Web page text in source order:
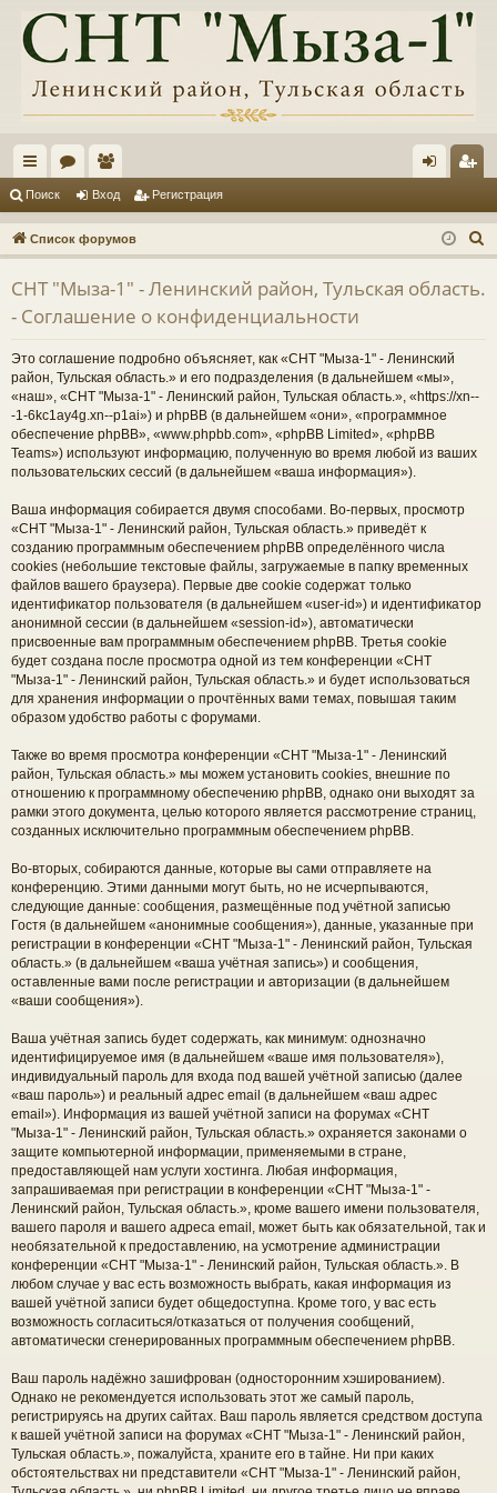
с
ы
лк
и
ум
ы
ол
ьз
ов
ат
ел
и
д ис
тр
ац
Поиск Вход Регистрация
Список форумов
о
СНТ "Мыза-1" - Ленинский район, Тульская область.
- Соглашение о конфиденциальности
Это соглашение подробно объясняет, как «СНТ "Мыза-1" - Ленинский
район, Тульская область.» и его подразделения (в дальнейшем «мы»,
«наш», «СНТ "Мыза-1" - Ленинский район, Тульская область.», «https://xn--
-1-6kc1ay4g.xn--p1ai») и phpBB (в дальнейшем «они», «программное
обеспечение phpBB», «www.phpbb.com», «phpBB Limited», «phpBB
Teams») используют информацию, полученную во время любой из ваших
пользовательских сессий (в дальнейшем «ваша информация»).
Ваша информация собирается двумя способами. Во-первых, просмотр
«СНТ "Мыза-1" - Ленинский район, Тульская область.» приведёт к
созданию программным обеспечением phpBB определённого числа
cookies (небольшие текстовые файлы, загружаемые в папку временных
файлов вашего браузера). Первые две cookie содержат только
идентификатор пользователя (в дальнейшем «user-id») и идентификатор
анонимной сессии (в дальнейшем «session-id»), автоматически
присвоенные вам программным обеспечением phpBB. Третья cookie
будет создана после просмотра одной из тем конференции «СНТ
"Мыза-1" - Ленинский район, Тульская область.» и будет использоваться
для хранения информации о прочтённых вами темах, повышая таким
образом удобство работы с форумами.
Также во время просмотра конференции «СНТ "Мыза-1" - Ленинский
район, Тульская область.» мы можем установить cookies, внешние по
отношению к программному обеспечению phpBB, однако они выходят за
рамки этого документа, целью которого является рассмотрение страниц,
созданных исключительно программным обеспечением phpBB.
Во-вторых, собираются данные, которые вы сами отправляете на
конференцию. Этими данными могут быть, но не исчерпываются,
следующие данные: сообщения, размещённые под учётной записью
Гостя (в дальнейшем «анонимные сообщения»), данные, указанные при
регистрации в конференции «СНТ "Мыза-1" - Ленинский район, Тульская
область.» (в дальнейшем «ваша учётная запись») и сообщения,
оставленные вами после регистрации и авторизации (в дальнейшем
«ваши сообщения»).
Ваша учётная запись будет содержать, как минимум: однозначно
идентифицируемое имя (в дальнейшем «ваше имя пользователя»),
индивидуальный пароль для входа под вашей учётной записью (далее
«ваш пароль») и реальный адрес email (в дальнейшем «ваш адрес
email»). Информация из вашей учётной записи на форумах «СНТ
"Мыза-1" - Ленинский район, Тульская область.» охраняется законами о
защите компьютерной информации, применяемыми в стране,
предоставляющей нам услуги хостинга. Любая информация,
запрашиваемая при регистрации в конференции «СНТ "Мыза-1" -
Ленинский район, Тульская область.», кроме вашего имени пользователя,
вашего пароля и вашего адреса email, может быть как обязательной, так и
необязательной к предоставлению, на усмотрение администрации
конференции «СНТ "Мыза-1" - Ленинский район, Тульская область.». В
любом случае у вас есть возможность выбрать, какая информация из
вашей учётной записи будет общедоступна. Кроме того, у вас есть
возможность согласиться/отказаться от получения сообщений,
автоматически сгенерированных программным обеспечением phpBB.
Ваш пароль надёжно зашифрован (односторонним хэшированием).
Однако не рекомендуется использовать этот же самый пароль,
регистрируясь на других сайтах. Ваш пароль является средством доступа
к вашей учётной записи на форумах «СНТ "Мыза-1" - Ленинский район,
Тульская область.», пожалуйста, храните его в тайне. Ни при каких
обстоятельствах ни представители «СНТ "Мыза-1" - Ленинский район,